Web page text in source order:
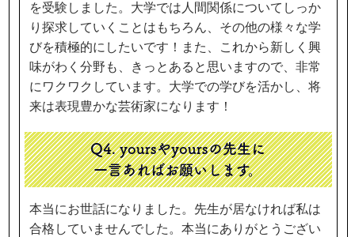
を受験しました。大学では人間関係についてしっか
り探求していくことはもちろん、その他の様々な学
びを積極的にしたいです！また、これから新しく興
味がわく分野も、きっとあると思いますので、非常
にワクワクしています。大学での学びを活かし、将
来は表現豊かな芸術家になります！
Q4. yoursやyoursの先生に
一言あればお願いします。
本当にお世話になりました。先生が居なければ私は
合格していませんでした。本当にありがとうござい